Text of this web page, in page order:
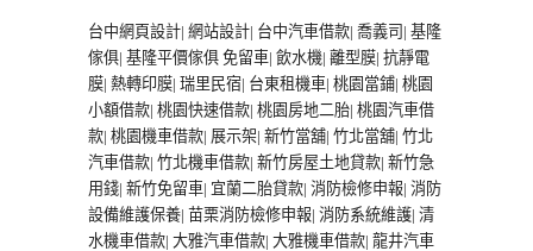
台中網頁設計| 網站設計| 台中汽車借款| 喬義司 | 基隆
傢俱| 基隆平價傢俱 免留車| 飲水機| 離型膜| 抗靜電
膜| 熱轉印膜| 瑞里民宿| 台東租機車| 桃園當鋪| 桃園
小額借款| 桃園快速借款| 桃園房地二胎| 桃園汽車借
款| 桃園機車借款| 展示架| 新竹當舖| 竹北當舖| 竹北
汽車借款| 竹北機車借款| 新竹房屋土地貸款| 新竹急
用錢| 新竹免留車| 宜蘭二胎貸款| 消防檢修申報| 消防
設備維護保養| 苗栗消防檢修申報| 消防系統維護| 清
水機車借款| 大雅汽車借款| 大雅機車借款| 龍井汽車